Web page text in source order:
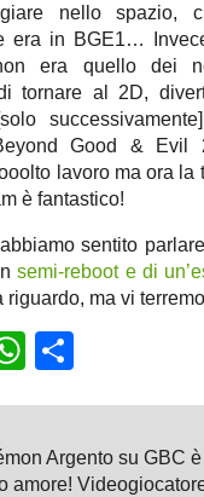
nello spazio,
era in BGE1…
era quello dei
tornare al 2D,
Good & Evil
lavoro ma ora la
è fantastico!
sentito
semi-reboot e di
ma vi
WhatsApp
Argento su GBC
amore!